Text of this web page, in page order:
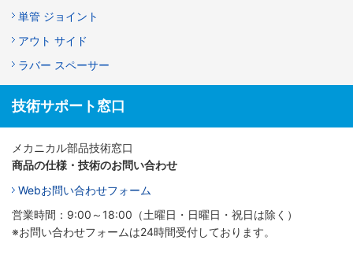
単管 ジョイント
アウト サイド
ラバー スペーサー
技術サポート窓口
メカニカル部品技術窓口
商品の仕様・技術のお問い合わせ
Webお問い合わせフォーム
営業時間：9:00～18:00（土曜日・日曜日・祝日は除く）
※お問い合わせフォームは24時間受付しております。